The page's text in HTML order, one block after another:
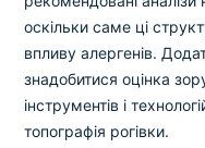
оскільки саме ці
впливу алергенів.
знадобитися оцінка
інструментів і
топографія рогівки.